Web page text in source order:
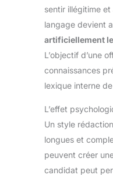
sentir illégitime
langage devient
artificiellement
L’objectif d’une
connaissances
lexique interne
L’effet
Un style
longues et
peuvent créer
candidat peut